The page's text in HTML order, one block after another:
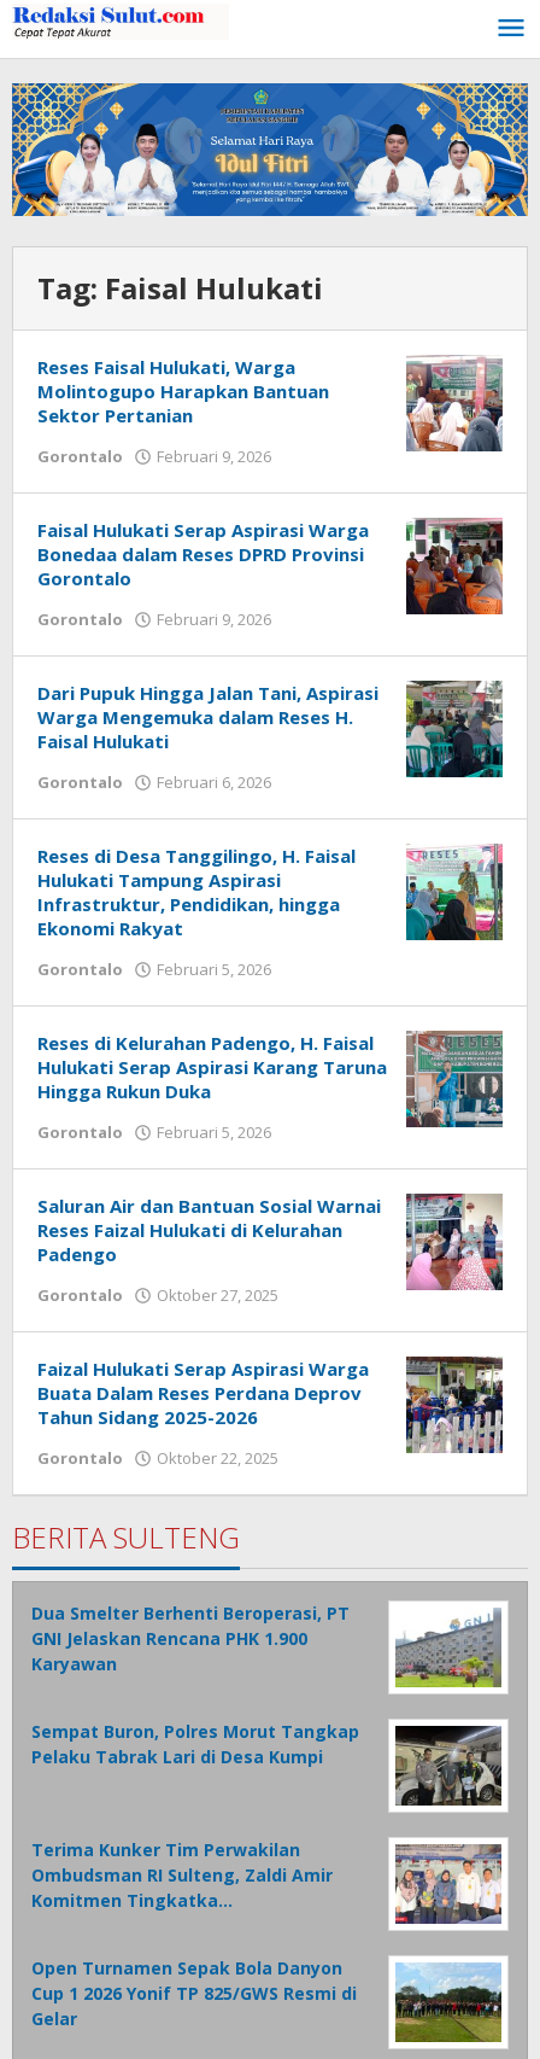
Lewati
ke
konten
Tag: Faisal Hulukati
Reses Faisal Hulukati, Warga
Molintogupo Harapkan Bantuan
Sektor Pertanian
Gorontalo Februari 9, 2026
Faisal Hulukati Serap Aspirasi Warga
Bonedaa dalam Reses DPRD Provinsi
Gorontalo
Gorontalo Februari 9, 2026
Dari Pupuk Hingga Jalan Tani, Aspirasi
Warga Mengemuka dalam Reses H.
Faisal Hulukati
Gorontalo Februari 6, 2026
Reses di Desa Tanggilingo, H. Faisal
Hulukati Tampung Aspirasi
Infrastruktur, Pendidikan, hingga
Ekonomi Rakyat
Gorontalo Februari 5, 2026
Reses di Kelurahan Padengo, H. Faisal
Hulukati Serap Aspirasi Karang Taruna
Hingga Rukun Duka
Gorontalo Februari 5, 2026
Saluran Air dan Bantuan Sosial Warnai
Reses Faizal Hulukati di Kelurahan
Padengo
Gorontalo Oktober 27, 2025
Faizal Hulukati Serap Aspirasi Warga
Buata Dalam Reses Perdana Deprov
Tahun Sidang 2025-2026
Gorontalo Oktober 22, 2025
BERITA SULTENG
Dua Smelter Berhenti Beroperasi, PT
GNI Jelaskan Rencana PHK 1.900
Karyawan
Sempat Buron, Polres Morut Tangkap
Pelaku Tabrak Lari di Desa Kumpi
Terima Kunker Tim Perwakilan
Ombudsman RI Sulteng, Zaldi Amir
Komitmen Tingkatka…
Open Turnamen Sepak Bola Danyon
Cup 1 2026 Yonif TP 825/GWS Resmi di
Gelar